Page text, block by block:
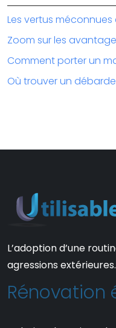
Les vertus
Zoom sur les
Comment porter un
Où trouver un
L’adoption d’une
agressions extérieures.
Rénovation